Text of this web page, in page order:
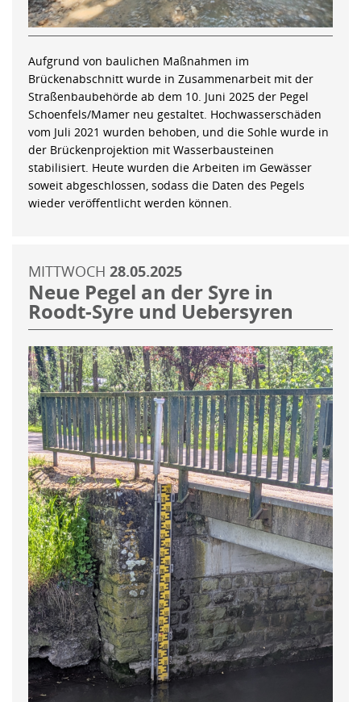
Aufgrund von baulichen Maßnahmen im
Brückenabschnitt wurde in Zusammenarbeit mit der
Straßenbaubehörde ab dem 10. Juni 2025 der Pegel
Schoenfels/Mamer neu gestaltet. Hochwasserschäden
vom Juli 2021 wurden behoben, und die Sohle wurde in
der Brückenprojektion mit Wasserbausteinen
stabilisiert. Heute wurden die Arbeiten im Gewässer
soweit abgeschlossen, sodass die Daten des Pegels
wieder veröffentlicht werden können.
MITTWOCH 28.05.2025
Neue Pegel an der Syre in
Roodt-Syre und Uebersyren